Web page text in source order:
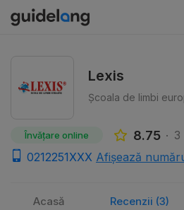
Lexis
Școala de limbi
Învățare online 8.75
3
0212251XXX Afișează
Acasă Recenzii (3)